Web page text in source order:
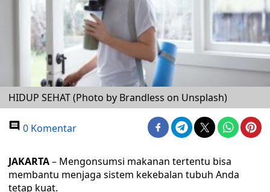
HIDUP SEHAT (Photo by Brandless on Unsplash)
0 Komentar
JAKARTA– Mengonsumsi makanan tertentu bisa
membantu menjaga sistem kekebalan tubuh Anda
tetap kuat.